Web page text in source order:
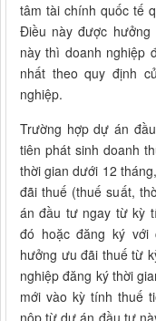
tâm tài chính quốc tế
Điều này được hưởng
này thì doanh nghiệp
nhất theo quy định
nghiệp.
Trường hợp dự án
tiên phát sinh doanh
thời gian dưới 12
đãi thuế (thuế suất,
án đầu tư ngay từ kỳ
đó hoặc đăng ký với
hưởng ưu đãi thuế từ
nghiệp đăng ký thời
mới vào kỳ tính thuế